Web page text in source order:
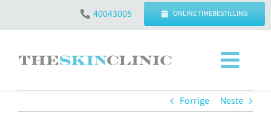
40043005 ONLINE TIMEBESTILLING
Forrige Neste